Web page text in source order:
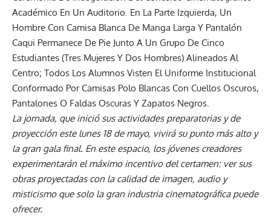
La jornada, que inició sus actividades preparatorias y de
proyección este lunes 18 de mayo, vivirá su punto más alto y
la gran gala final. En este espacio, los jóvenes creadores
experimentarán el máximo incentivo del certamen: ver sus
obras proyectadas con la calidad de imagen, audio y
misticismo que solo la gran industria cinematográfica puede
ofrecer.